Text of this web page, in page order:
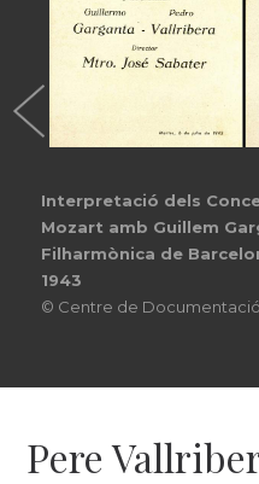
Interpretació dels
Mozart amb Guillem
Filharmònica de
1943
© Centre de
Pere